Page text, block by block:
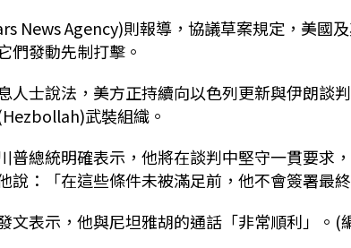
News Agency)則報導，協議草案規定，美國
們發動先制打擊。
人士說法，美方正持續向以色列更新與伊朗談
武裝組織。
普總統明確表示，他將在談判中堅守一貫要求
說：「在這些條件未被滿足前，他不會簽署最終
文表示，他與尼坦雅胡的通話「非常順利」。(